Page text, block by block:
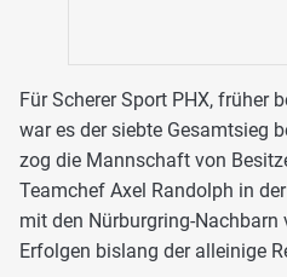
Für Scherer Sport PHX, früher
war es der siebte Gesamtsieg
zog die Mannschaft von
Teamchef Axel Randolph in
mit den Nürburgring-Nachbarn
Erfolgen bislang der alleinige